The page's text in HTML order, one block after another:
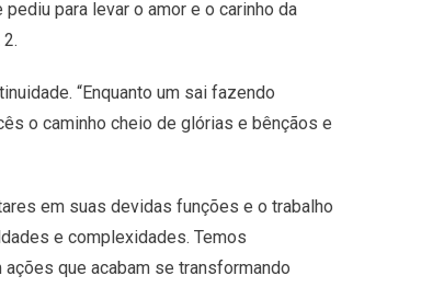
para levar o amor e o carinho da
“Enquanto um sai fazendo
o caminho cheio de glórias e bênçãos e
em suas devidas funções e o trabalho
e complexidades. Temos
que acabam se transformando